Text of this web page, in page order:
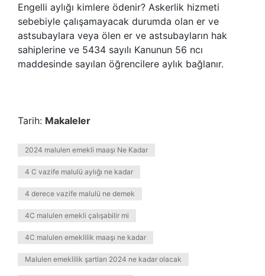
Engelli aylığı kimlere ödenir? Askerlik hizmeti
sebebiyle çalışamayacak durumda olan er ve
astsubaylara veya ölen er ve astsubayların hak
sahiplerine ve 5434 sayılı Kanunun 56 ncı
maddesinde sayılan öğrencilere aylık bağlanır.
Tarih: Makaleler
2024 malulen emekli maaşı Ne Kadar
4 C vazife malulü aylığı ne kadar
4 derece vazife malulü ne demek
4C malulen emekli çalışabilir mi
4C malulen emeklilik maaşı ne kadar
Malulen emeklilik şartları 2024 ne kadar olacak